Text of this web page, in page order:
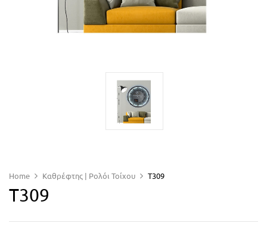
Home Καθρέφτης | Ρολόι Τοίχου T309
T309